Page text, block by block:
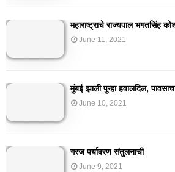
महाराष्ट्राचे राज्यपाल भगतसिंह
June 11, 2021
मुंबई झाली पुन्हा हवालदिल,
June 10, 2021
गरज पर्यावरण संतुलनाची
June 9, 2021